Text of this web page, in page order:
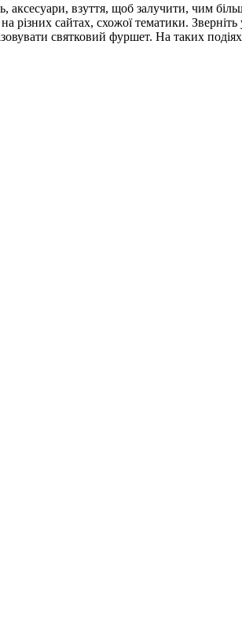
аксесуари, взуття, щоб залучити, чим
різних сайтах, схожої тематики.
святковий фуршет. На таких